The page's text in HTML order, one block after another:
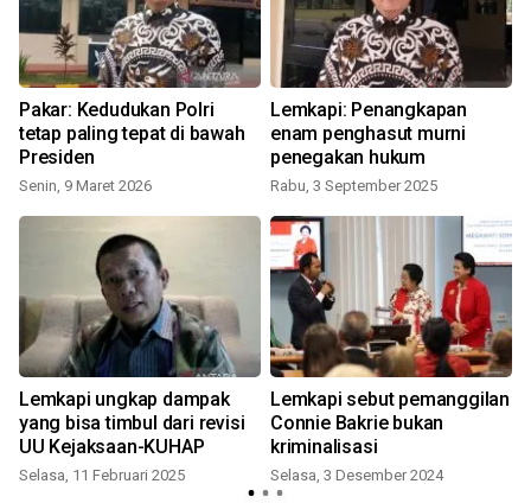
Pakar: Kedudukan Polri
tetap paling tepat di bawah
Presiden
Senin, 9 Maret 2026
Lemkapi: Penangkapan
enam penghasut murni
penegakan hukum
Rabu, 3 September 2025
Lemkapi ungkap dampak
yang bisa timbul dari revisi
UU Kejaksaan-KUHAP
Selasa, 11 Februari 2025
Lemkapi sebut pemanggilan
Connie Bakrie bukan
kriminalisasi
Selasa, 3 Desember 2024